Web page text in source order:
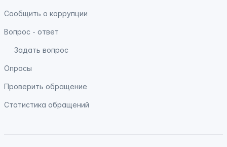
Сообщить о коррупции
Вопрос - ответ
Задать вопрос
Опросы
Проверить обращение
Статистика обращений